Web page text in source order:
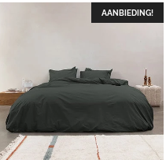
115,00
AANBIEDING!